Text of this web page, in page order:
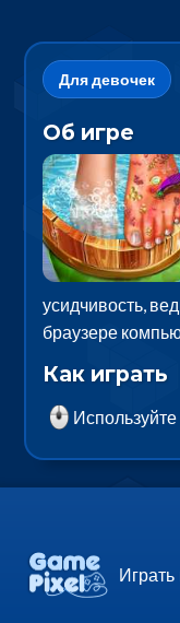
Для девочек
Об игре
усидчивость,
браузере
Как играть